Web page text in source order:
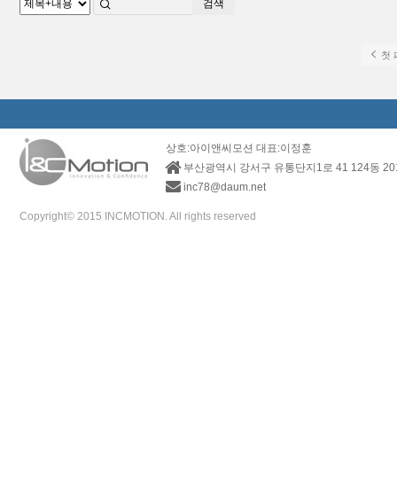
검색
첫
상호:아이앤씨모션 대표:이정훈
부산광역시 강서구 유통단지1로 41 124동
inc78@daum.net
Copyright© 2015 INCMOTION. All rights reserved